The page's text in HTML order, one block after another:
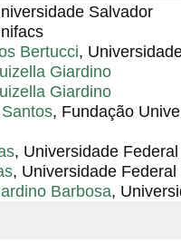
Salvador
Bertucci,
Giardino
Giardino
, Fundação
, Universidade
, Universidade Federal
Barbosa,